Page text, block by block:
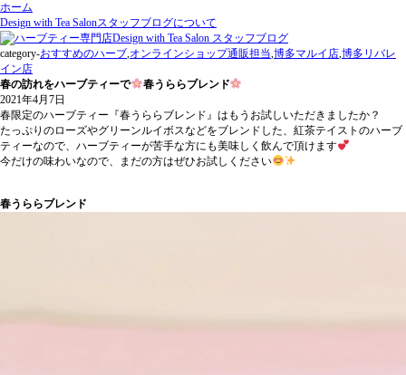
ホーム
Design with Tea Salonスタッフブログについて
category-おすすめのハーブ,オンラインショップ通販担当,博多マルイ店,博多リバレ
イン店
春の訪れをハーブティーで
春うららブレンド
2021年4月7日
春限定のハーブティー『春うららブレンド』はもうお試しいただきましたか？
たっぷりのローズやグリーンルイボスなどをブレンドした、紅茶テイストのハーブ
ティーなので、ハーブティーが苦手な方にも美味しく飲んで頂けます
今だけの味わいなので、まだの方はぜひお試しください
春うららブレンド